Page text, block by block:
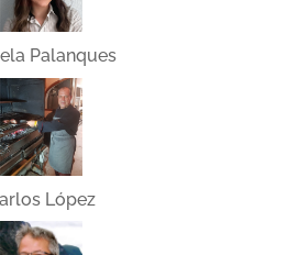
Palanques
López